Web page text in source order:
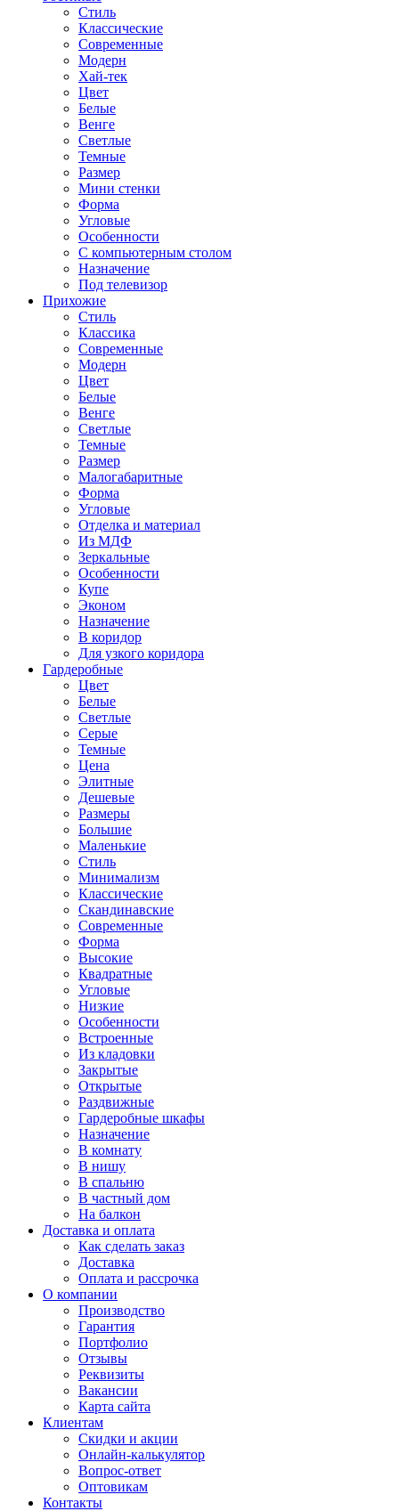
Стиль
Классические
Современные
Модерн
Хай-тек
Цвет
Белые
Венге
Светлые
Темные
Размер
Мини стенки
Форма
Угловые
Особенности
С компьютерным столом
Назначение
Под телевизор
Прихожие
Стиль
Классика
Современные
Модерн
Цвет
Белые
Венге
Светлые
Темные
Размер
Малогабаритные
Форма
Угловые
Отделка и материал
Из МДФ
Зеркальные
Особенности
Купе
Эконом
Назначение
В коридор
Для узкого коридора
Гардеробные
Цвет
Белые
Светлые
Серые
Темные
Цена
Элитные
Дешевые
Размеры
Большие
Маленькие
Стиль
Минимализм
Классические
Скандинавские
Современные
Форма
Высокие
Квадратные
Угловые
Низкие
Особенности
Встроенные
Из кладовки
Закрытые
Открытые
Раздвижные
Гардеробные шкафы
Назначение
В комнату
В нишу
В спальню
В частный дом
На балкон
Доставка и оплата
Как сделать заказ
Доставка
Оплата и рассрочка
О компании
Производство
Гарантия
Портфолио
Отзывы
Реквизиты
Вакансии
Карта сайта
Клиентам
Скидки и акции
Онлайн-калькулятор
Вопрос-ответ
Оптовикам
Контакты